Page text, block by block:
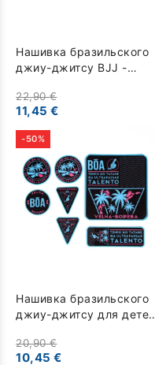
Нашивка бразильского
джиу-джитсу BJJ -
красный
22,90 €
11,45 €
-50%
Нашивка бразильского
джиу-джитсу для детей
20,90 €
10,45 €